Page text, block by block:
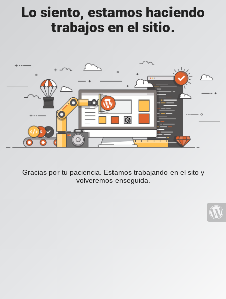
Lo siento, estamos haciendo
trabajos en el sitio.
Gracias por tu paciencia. Estamos trabajando en el sito y
volveremos enseguida.